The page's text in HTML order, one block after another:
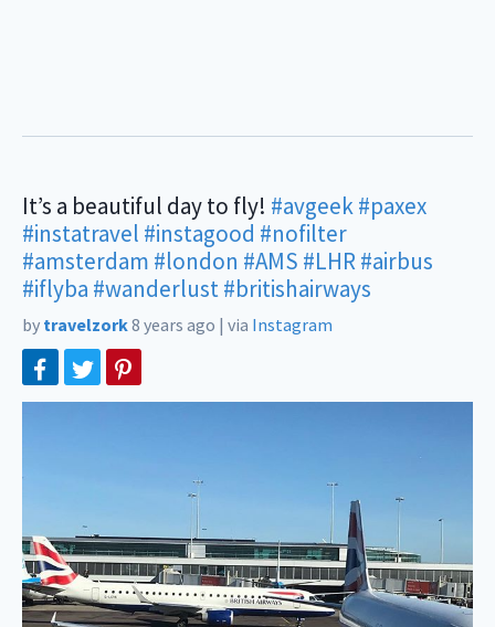
It’s a beautiful day to fly! #avgeek#paxex
#instatravel #instagood #nofilter
#amsterdam #london #AMS #LHR#airbus
#iflyba #wanderlust#britishairways
by travelzork8 years ago | via Instagram